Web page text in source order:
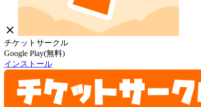
close
チケットサークル
Google Play(無料)
インストール